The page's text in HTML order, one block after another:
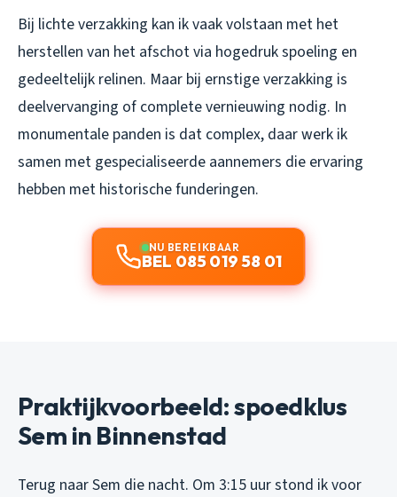
Bij lichte verzakking kan ik vaak volstaan met het
herstellen van het afschot via hogedruk spoeling en
gedeeltelijk relinen. Maar bij ernstige verzakking is
deelvervanging of complete vernieuwing nodig. In
monumentale panden is dat complex, daar werk ik
samen met gespecialiseerde aannemers die ervaring
hebben met historische funderingen.
NU BEREIKBAAR
BEL 085 019 58 01
Praktijkvoorbeeld: spoedklus
Sem in Binnenstad
Terug naar Sem die nacht. Om 3:15 uur stond ik voor